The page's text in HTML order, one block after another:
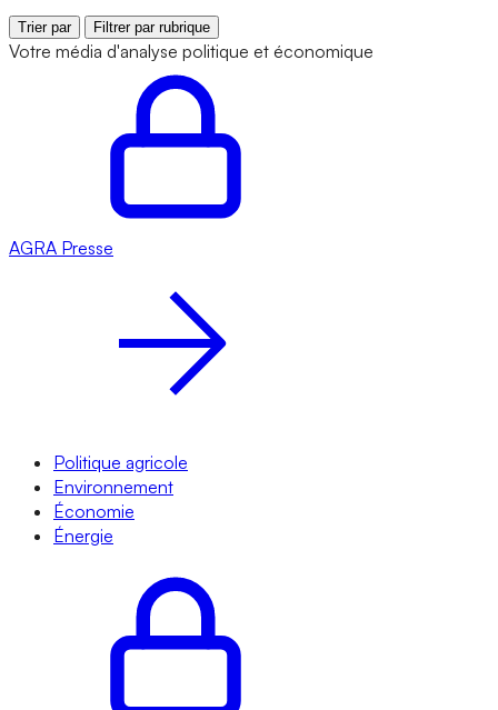
Trier par Filtrer par rubrique
Votre média d'analyse politique et économique
AGRA Presse
Politique agricole
Environnement
Économie
Énergie